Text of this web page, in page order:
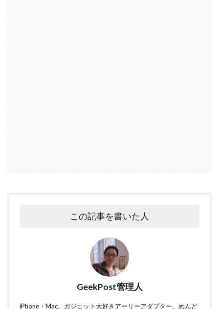
この記事を書いた人
GeekPost管理人
iPhone・Mac、ガジェット大好きアーリーアダプター。めんど